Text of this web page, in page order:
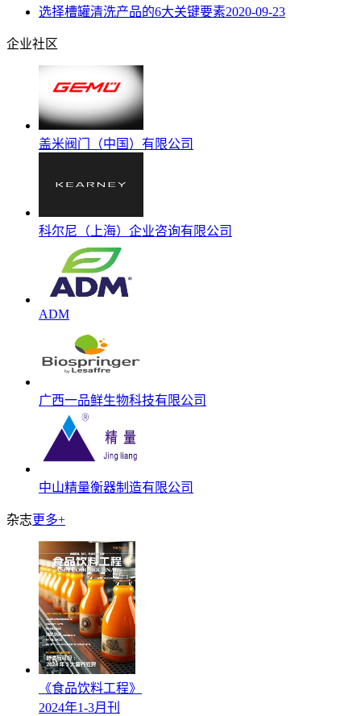
选择槽罐清洗产品的6大关键要素2020-09-23
企业社区
盖米阀门（中国）有限公司
科尔尼（上海）企业咨询有限公司
ADM
广西一品鲜生物科技有限公司
中山精量衡器制造有限公司
杂志更多+
《食品饮料工程》
2024年1-3月刊